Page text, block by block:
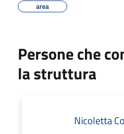
area
Persone che
la struttura
Nicoletta